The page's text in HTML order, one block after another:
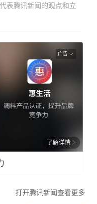
表腾讯新闻的观点和立
广告
了解详情
打开腾讯新闻查看更多